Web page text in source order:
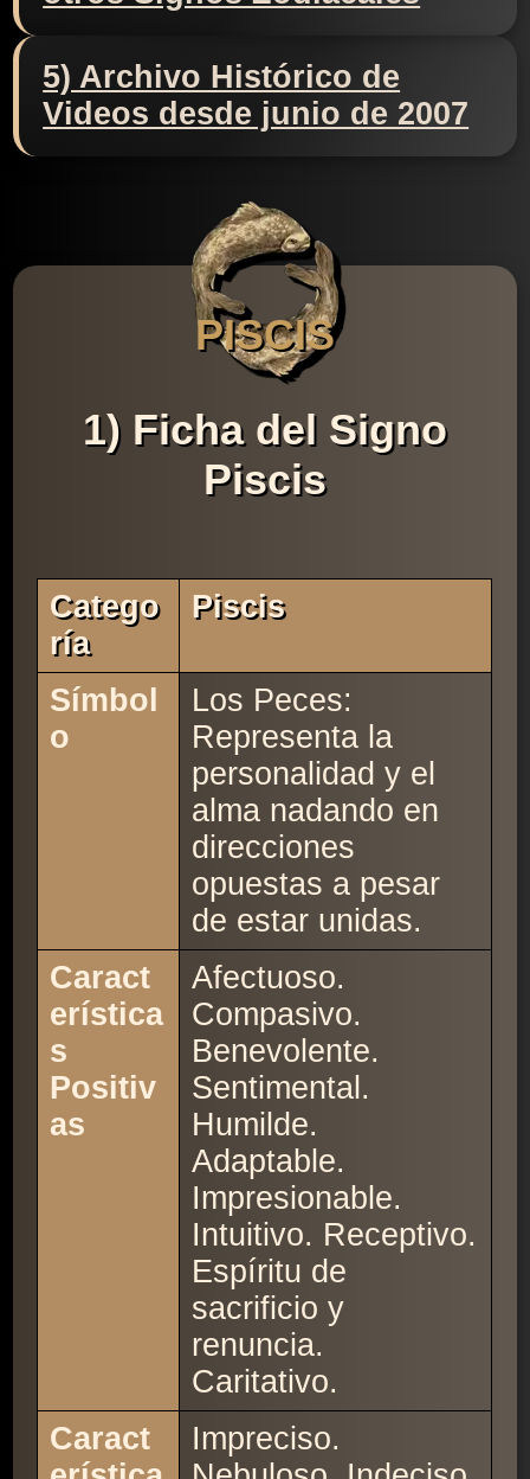
5) Archivo Histórico de
Videos desde junio de 2007
PISCIS
1) Ficha del Signo
Piscis
Catego
Ría
Piscis
Símbol
o
Los Peces:
Representa la
personalidad y el
alma nadando en
direcciones
opuestas a pesar
de estar unidas.
Caract
erística
s
Positiv
as
Afectuoso.
Compasivo.
Benevolente.
Sentimental.
Humilde.
Adaptable.
Impresionable.
Intuitivo. Receptivo.
Espíritu de
sacrificio y
renuncia.
Caritativo.
Caract
Impreciso.